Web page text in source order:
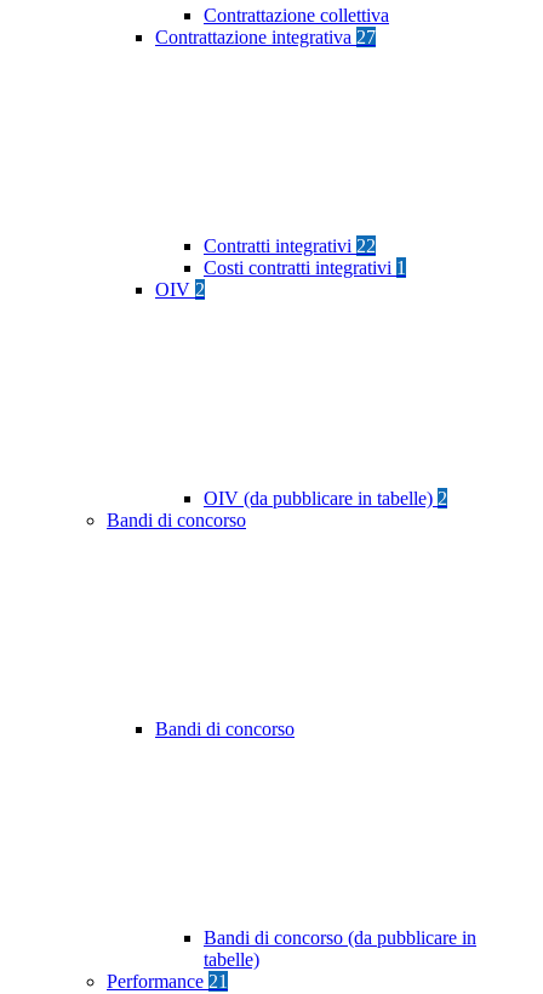
Contrattazione collettiva
Contrattazione integrativa 27
Contratti integrativi 22
Costi contratti integrativi 1
OIV 2
OIV (da pubblicare in tabelle) 2
Bandi di concorso
Bandi di concorso
Bandi di concorso (da pubblicare in
tabelle)
Performance 21